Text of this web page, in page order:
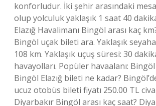
konforludur. İki şehir arasındaki
olup yolculuk yaklaşık 1 saat 40
Elazığ Havalimanı Bingöl arası kaç
Bingöl uçak bileti ara. Yaklaşık
108 km. Yaklaşık uçuş süresi: 30
havayolları. Popüler havaalanı: Bingöl
Bingöl Elazığ bileti ne kadar?
ucuz otobüs bileti fiyatı 250.00 TL
Diyarbakır Bingöl arası kaç saat?